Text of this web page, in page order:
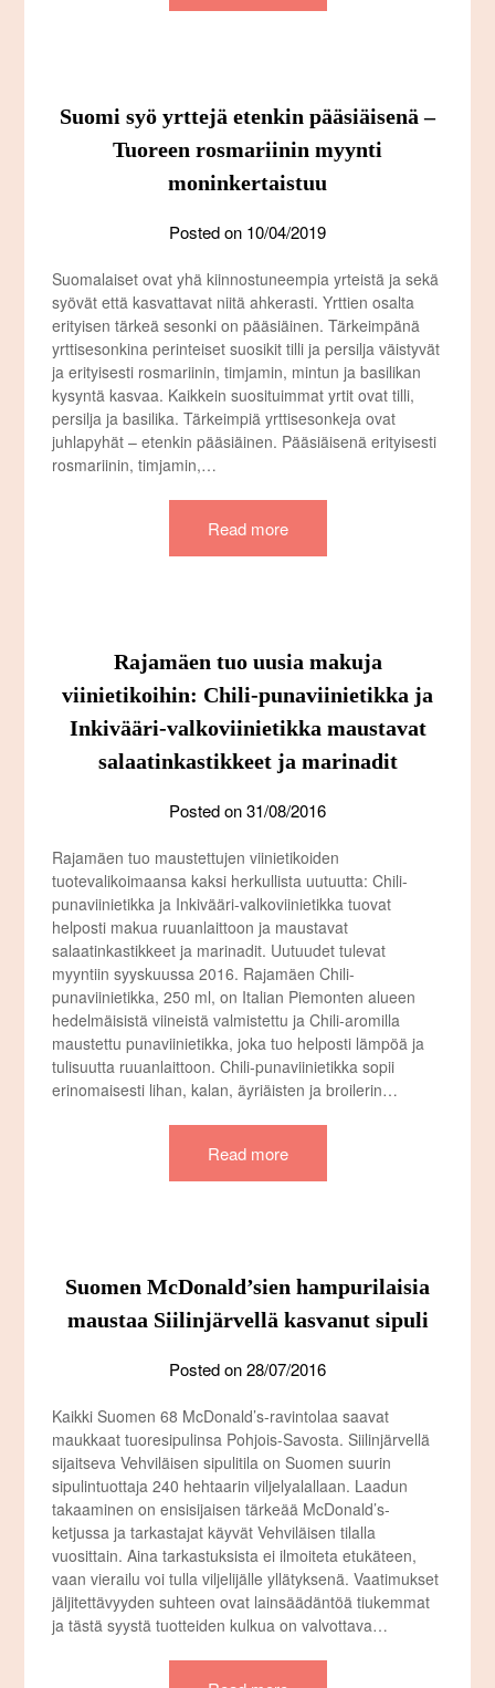
Suomi syö yrttejä etenkin pääsiäisenä –
Tuoreen rosmariinin myynti
moninkertaistuu
Posted on 10/04/2019
Suomalaiset ovat yhä kiinnostuneempia yrteistä ja sekä
syövät että kasvattavat niitä ahkerasti. Yrttien osalta
erityisen tärkeä sesonki on pääsiäinen. Tärkeimpänä
yrttisesonkina perinteiset suosikit tilli ja persilja väistyvät
ja erityisesti rosmariinin, timjamin, mintun ja basilikan
kysyntä kasvaa. Kaikkein suosituimmat yrtit ovat tilli,
persilja ja basilika. Tärkeimpiä yrttisesonkeja ovat
juhlapyhät – etenkin pääsiäinen. Pääsiäisenä erityisesti
rosmariinin, timjamin,…
Read more
Rajamäen tuo uusia makuja
viinietikoihin: Chili-punaviinietikka ja
Inkivääri-valkoviinietikka maustavat
salaatinkastikkeet ja marinadit
Posted on31/08/2016
Rajamäen tuo maustettujen viinietikoiden
tuotevalikoimaansa kaksi herkullista uutuutta: Chili-
punaviinietikka ja Inkivääri-valkoviinietikka tuovat
helposti makua ruuanlaittoon ja maustavat
salaatinkastikkeet ja marinadit. Uutuudet tulevat
myyntiin syyskuussa 2016. Rajamäen Chili-
punaviinietikka, 250 ml, on Italian Piemonten alueen
hedelmäisistä viineistä valmistettu ja Chili-aromilla
maustettu punaviinietikka, joka tuo helposti lämpöä ja
tulisuutta ruuanlaittoon. Chili-punaviinietikka sopii
erinomaisesti lihan, kalan, äyriäisten ja broilerin…
Read more
Suomen McDonald’sien hampurilaisia
maustaa Siilinjärvellä kasvanut sipuli
Posted on28/07/2016
Kaikki Suomen 68 McDonald’s-ravintolaa saavat
maukkaat tuoresipulinsa Pohjois-Savosta. Siilinjärvellä
sijaitseva Vehviläisen sipulitila on Suomen suurin
sipulintuottaja 240 hehtaarin viljelyalallaan. Laadun
takaaminen on ensisijaisen tärkeää McDonald’s-
ketjussa ja tarkastajat käyvät Vehviläisen tilalla
vuosittain. Aina tarkastuksista ei ilmoiteta etukäteen,
vaan vierailu voi tulla viljelijälle yllätyksenä. Vaatimukset
jäljitettävyyden suhteen ovat lainsäädäntöä tiukemmat
ja tästä syystä tuotteiden kulkua on valvottava…